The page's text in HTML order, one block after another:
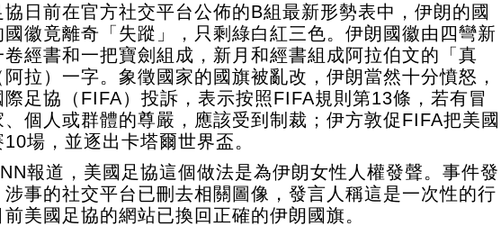
協日前在官方社交平台公佈的B組最新形勢表中，伊朗的國
國徽竟離奇「失蹤」，只剩綠白紅三色。伊朗國徽由四彎新
卷經書和一把寶劍組成，新月和經書組成阿拉伯文的「真
阿拉）一字。象徵國家的國旗被亂改，伊朗當然十分憤怒，
際足協（FIFA）投訴，表示按照FIFA規則第13條，若有冒
、個人或群體的尊嚴，應該受到制裁；伊方敦促FIFA把美國
場，並逐出卡塔爾世界盃。
報道，美國足協這個做法是為伊朗女性人權發聲。事件發
涉事的社交平台已刪去相關圖像，發言人稱這是一次性的行
美國足協的網站已換回正確的伊朗國旗。